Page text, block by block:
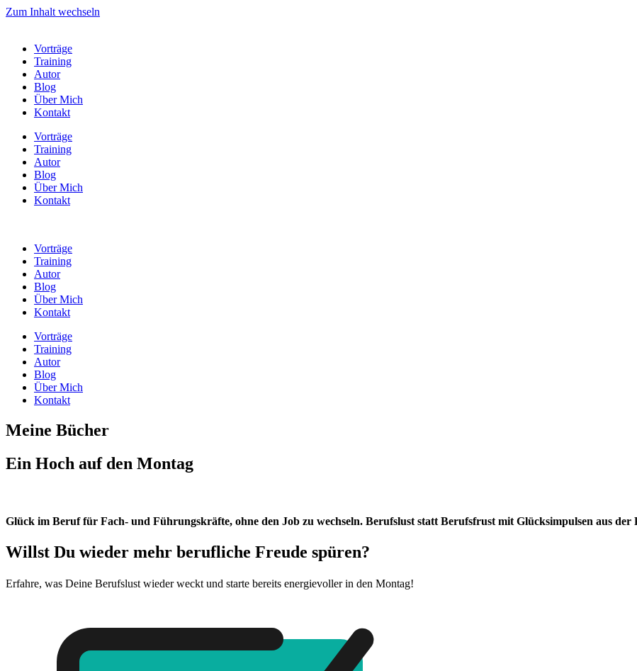
Zum Inhalt wechseln
Vorträge
Training
Autor
Blog
Über Mich
Kontakt
Vorträge
Training
Autor
Blog
Über Mich
Kontakt
Vorträge
Training
Autor
Blog
Über Mich
Kontakt
Vorträge
Training
Autor
Blog
Über Mich
Kontakt
Meine Bücher
Ein Hoch auf den Montag
Glück im Beruf für Fach- und Führungskräfte, ohne den Job zu wechseln. Berufslust statt Berufsfrust mit Glücksimpulsen aus der
Willst Du wieder mehr berufliche Freude spüren?
Erfahre, was Deine Berufslust wieder weckt und starte bereits energievoller in den Montag!